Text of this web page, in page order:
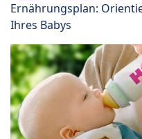
Ernährungsplan:
Ihres Babys